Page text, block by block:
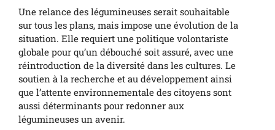
Une relance des légumineuses serait souhaitable
sur tous les plans, mais impose une évolution de la
situation. Elle requiert une politique volontariste
globale pour qu’un débouché soit assuré, avec une
réintroduction de la diversité dans les cultures. Le
soutien à la recherche et au développement ainsi
que l’attente environnementale des citoyens sont
aussi déterminants pour redonner aux
légumineuses un avenir.